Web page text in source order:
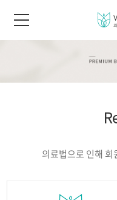
의료법으로 인해